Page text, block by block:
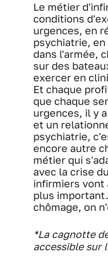
Le métier
conditions
urgences, en
psychiatrie,
dans l'armée,
sur des
exercer en
Et chaque
que chaque
urgences, il y
et un
psychiatrie,
encore autre
métier qui
avec la crise
infirmiers vont
plus
chômage, on
*La cagnotte
accessible sur